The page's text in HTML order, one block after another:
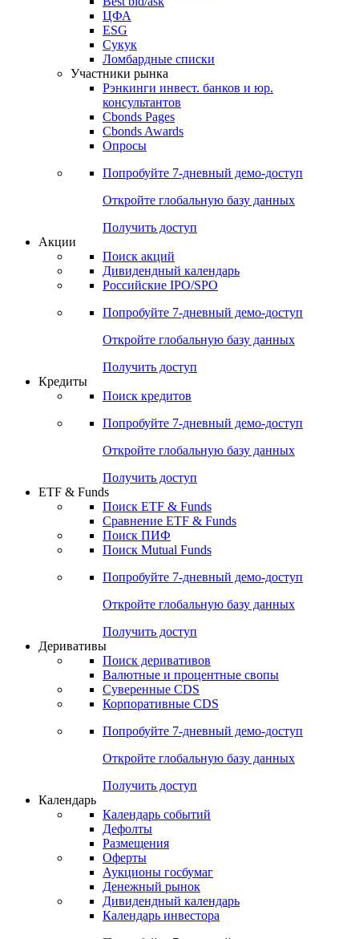
ЦФА
ESG
Сукук
Ломбардные списки
Участники рынка
Рэнкинги инвест. банков и юр.
консультантов
Cbonds Pages
Cbonds Awards
Опросы
Попробуйте 7-дневный демо-доступ
Откройте глобальную базу данных
Получить доступ
Акции
Поиск акций
Дивидендный календарь
Российские IPO/SPO
Попробуйте 7-дневный демо-доступ
Откройте глобальную базу данных
Получить доступ
Кредиты
Поиск кредитов
Попробуйте 7-дневный демо-доступ
Откройте глобальную базу данных
Получить доступ
ETF & Funds
Поиск ETF & Funds
Сравнение ETF & Funds
Поиск ПИФ
Поиск Mutual Funds
Попробуйте 7-дневный демо-доступ
Откройте глобальную базу данных
Получить доступ
Деривативы
Поиск деривативов
Валютные и процентные свопы
Суверенные CDS
Корпоративные CDS
Попробуйте 7-дневный демо-доступ
Откройте глобальную базу данных
Получить доступ
Календарь
Календарь событий
Дефолты
Размещения
Оферты
Аукционы госбумаг
Денежный рынок
Дивидендный календарь
Календарь инвестора